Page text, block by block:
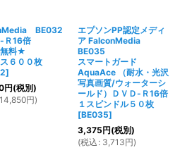
BE032
Ｒ16倍
料★
６００枚
]
円(税別)
14,850円)
エプソンPP認定メディ
ア FalconMedia
BE035
スマートガード
AquaAce （耐水・光沢
写真画質/ウォーターシ
ールド）ＤＶＤ-Ｒ16倍
１スピンドル５０枚
[BE035]
3,375円(税別)
(税込 : 3,713円)